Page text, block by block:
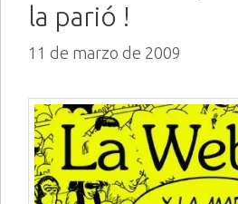
la parió !
11 de marzo de 2009